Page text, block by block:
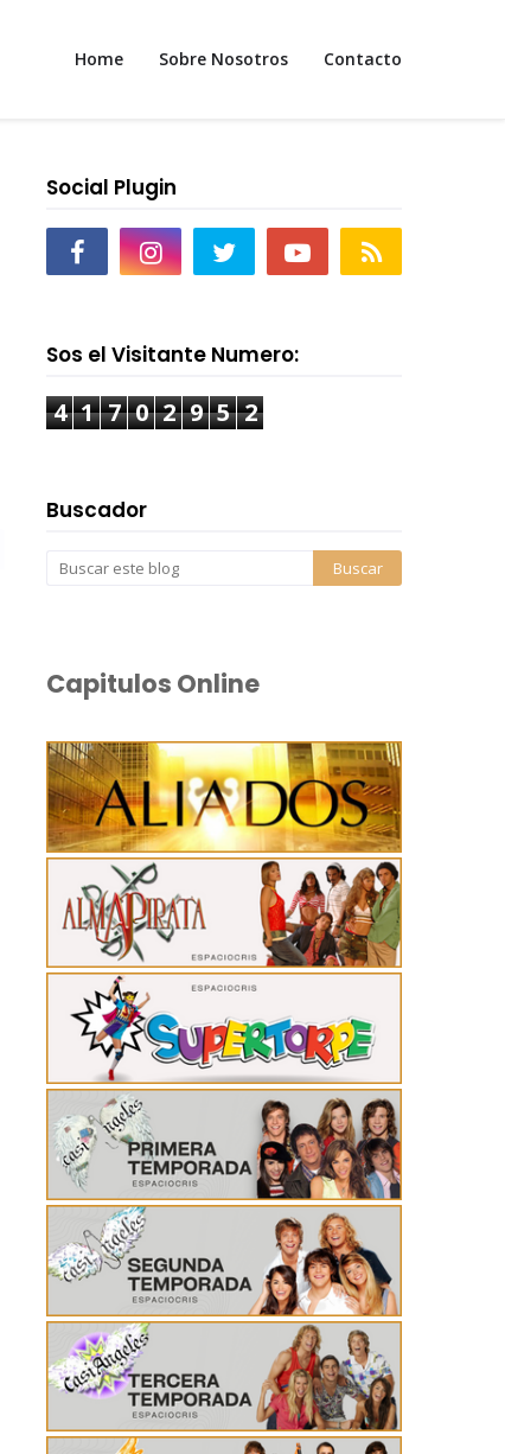
Home Sobre Nosotros Contacto
Social Plugin
Sos el Visitante Numero:
4 1 7 0 2 9 5 2
Buscador
Capitulos Online